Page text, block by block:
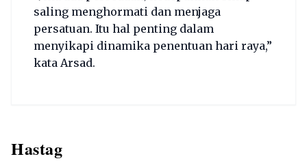
saling menghormati dan menjaga
persatuan. Itu hal penting dalam
menyikapi dinamika penentuan hari raya,”
kata Arsad.
Hastag